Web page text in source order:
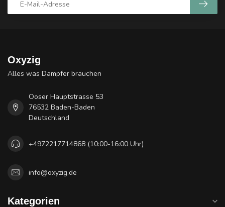
Oxyzig
Alles was Dampfer brauchen
Ooser Hauptstrasse 53
76532 Baden-Baden
Deutschland
+4972217714868 (10:00-16:00 Uhr)
info@oxyzig.de
Kategorien